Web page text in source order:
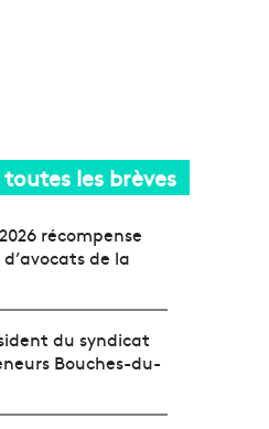
toutes les brèves
récompense
de la
du syndicat
Bouches-du-